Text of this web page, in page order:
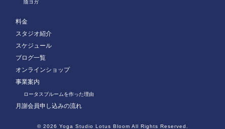
陰ヨガ
料金
スタジオ紹介
スケジュール
ブログ一覧
オンラインショップ
事業案内
ロータスブルームを作った理由
月謝会員申し込みの流れ
© 2026 Yoga Studio Lotus Bloom All Rights Reserved.